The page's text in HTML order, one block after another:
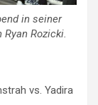
in seiner
Rozicki.
vs. Yadira